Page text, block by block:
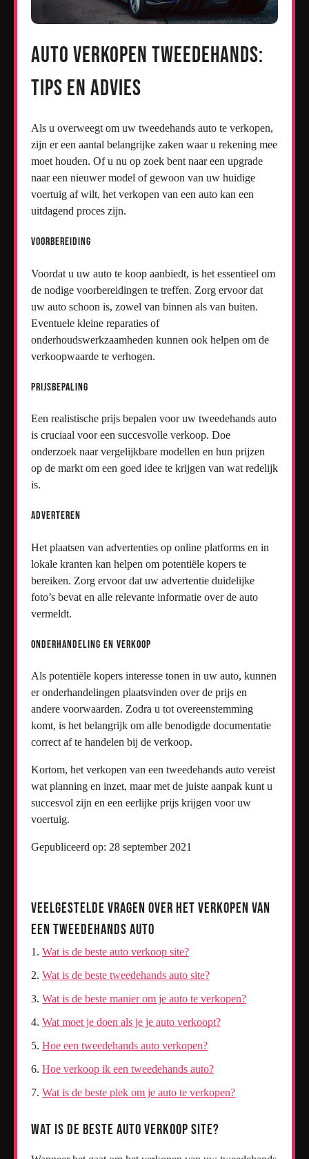
Auto Verkopen Tweedehands:
Tips en Advies
Als u overweegt om uw tweedehands auto te verkopen,
zijn er een aantal belangrijke zaken waar u rekening mee
moet houden. Of u nu op zoek bent naar een upgrade
naar een nieuwer model of gewoon van uw huidige
voertuig af wilt, het verkopen van een auto kan een
uitdagend proces zijn.
Voorbereiding
Voordat u uw auto te koop aanbiedt, is het essentieel om
de nodige voorbereidingen te treffen. Zorg ervoor dat
uw auto schoon is, zowel van binnen als van buiten.
Eventuele kleine reparaties of
onderhoudswerkzaamheden kunnen ook helpen om de
verkoopwaarde te verhogen.
Prijsbepaling
Een realistische prijs bepalen voor uw tweedehands auto
is cruciaal voor een succesvolle verkoop. Doe
onderzoek naar vergelijkbare modellen en hun prijzen
op de markt om een goed idee te krijgen van wat redelijk
is.
Adverteren
Het plaatsen van advertenties op online platforms en in
lokale kranten kan helpen om potentiële kopers te
bereiken. Zorg ervoor dat uw advertentie duidelijke
foto’s bevat en alle relevante informatie over de auto
vermeldt.
Onderhandeling en Verkoop
Als potentiële kopers interesse tonen in uw auto, kunnen
er onderhandelingen plaatsvinden over de prijs en
andere voorwaarden. Zodra u tot overeenstemming
komt, is het belangrijk om alle benodigde documentatie
correct af te handelen bij de verkoop.
Kortom, het verkopen van een tweedehands auto vereist
wat planning en inzet, maar met de juiste aanpak kunt u
succesvol zijn en een eerlijke prijs krijgen voor uw
voertuig.
Gepubliceerd op: 28 september 2021
Veelgestelde Vragen over het Verkopen van
een Tweedehands Auto
Wat is de beste auto verkoop site?
Wat is de beste tweedehands auto site?
Wat is de beste manier om je auto te verkopen?
Wat moet je doen als je je auto verkoopt?
Hoe een tweedehands auto verkopen?
Hoe verkoop ik een tweedehands auto?
Wat is de beste plek om je auto te verkopen?
Wat is de beste auto verkoop site?